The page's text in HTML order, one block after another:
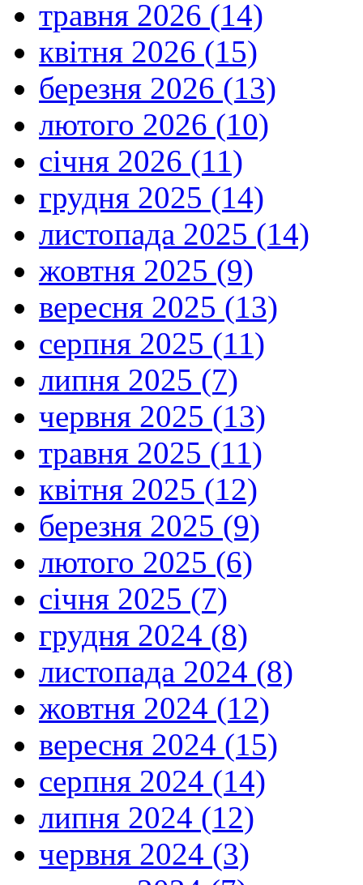
травня 2026 (14)
квітня 2026 (15)
березня 2026 (13)
лютого 2026 (10)
січня 2026 (11)
грудня 2025 (14)
листопада 2025 (14)
жовтня 2025 (9)
вересня 2025 (13)
серпня 2025 (11)
липня 2025 (7)
червня 2025 (13)
травня 2025 (11)
квітня 2025 (12)
березня 2025 (9)
лютого 2025 (6)
січня 2025 (7)
грудня 2024 (8)
листопада 2024 (8)
жовтня 2024 (12)
вересня 2024 (15)
серпня 2024 (14)
липня 2024 (12)
червня 2024 (3)